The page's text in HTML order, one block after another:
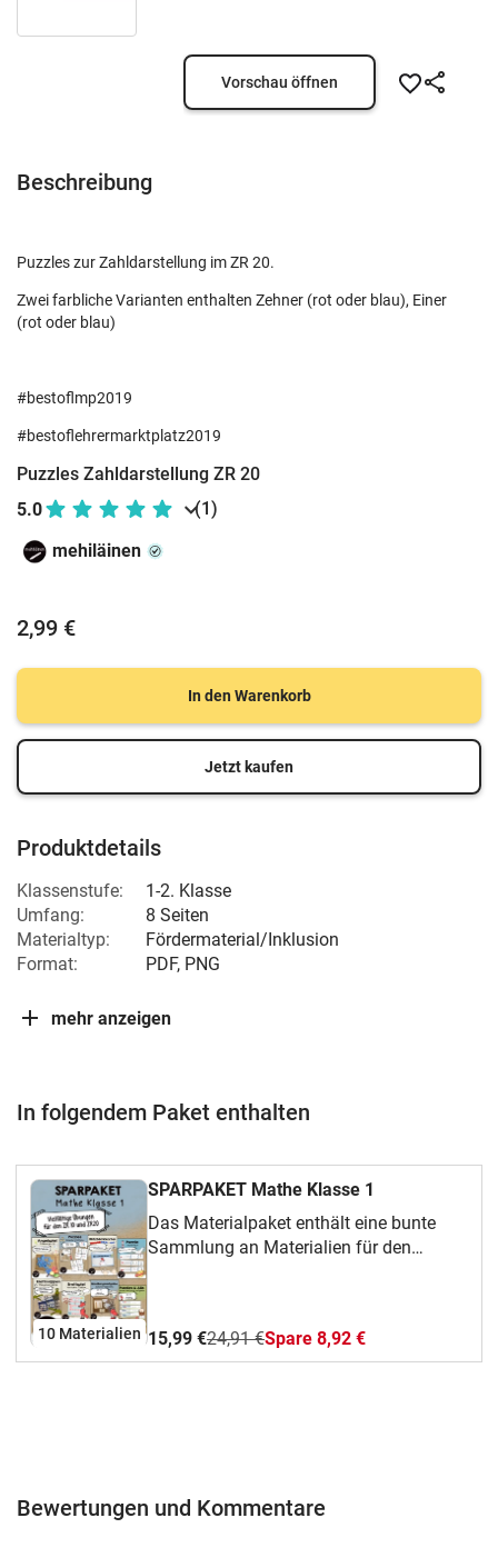
Vorschau öffnen
Beschreibung
Puzzles zur Zahldarstellung im ZR 20.
Zwei farbliche Varianten enthalten Zehner (rot oder blau), Einer
(rot oder blau)
#bestoflmp2019
#bestoflehrermarktplatz2019
Puzzles Zahldarstellung ZR 20
5.0
(1)
mehiläinen
2,99 €
In den Warenkorb
Jetzt kaufen
Produktdetails
Klassenstufe:
1-2. Klasse
Umfang:
8 Seiten
Materialtyp:
Fördermaterial/Inklusion
Format:
PDF, PNG
mehr anzeigen
In folgendem Paket enthalten
10 Materialien
SPARPAKET Mathe Klasse 1
Das Materialpaket enthält eine bunte
Sammlung an Materialien für den
15,99 €24,91 €Spare 8,92 €
Bewertungen und Kommentare